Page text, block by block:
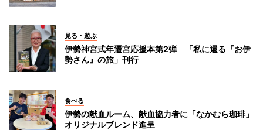
見る・遊ぶ
伊勢神宮式年遷宮応援本第2弾 「私に還る『お伊
勢さん』の旅」刊行
食べる
伊勢の献血ルーム、献血協力者に「なかむら珈琲」
オリジナルブレンド進呈